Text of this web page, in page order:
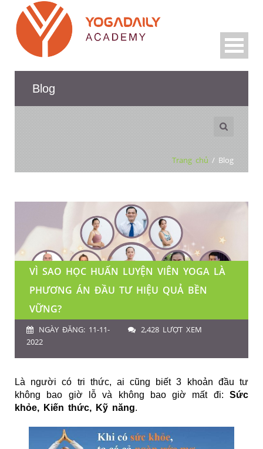
Blog
Trang chủ / Blog
VÌ SAO HỌC HUẤN LUYỆN VIÊN YOGA LÀ
PHƯƠNG ÁN ĐẦU TƯ HIỆU QUẢ BỀN
VỮNG?
NGÀY ĐĂNG: 11-11-
2022
2,428 LƯỢT XEM
Là người có tri thức, ai cũng biết 3 khoản đầu tư
không bao giờ lỗ và không bao giờ mất đi: Sức
khỏe, Kiến thức, Kỹ năng.